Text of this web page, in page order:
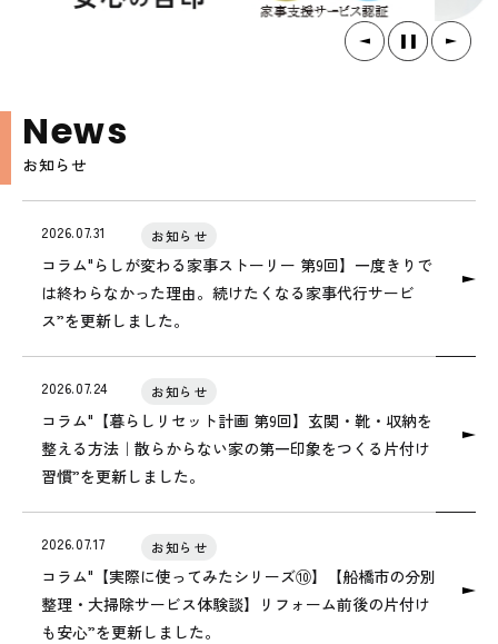
News
お知らせ
2026.07.31 お知らせ
コラム"らしが変わる家事ストーリー 第9回】一度きりで
は終わらなかった理由。続けたくなる家事代行サービ
ス”を更新しました。
2026.07.24 お知らせ
コラム"【暮らしリセット計画 第9回】玄関・靴・収納を
整える方法｜散らからない家の第一印象をつくる片付け
習慣”を更新しました。
2026.07.17 お知らせ
コラム"【実際に使ってみたシリーズ⑩】【船橋市の分別
整理・大掃除サービス体験談】リフォーム前後の片付け
も安心”を更新しました。